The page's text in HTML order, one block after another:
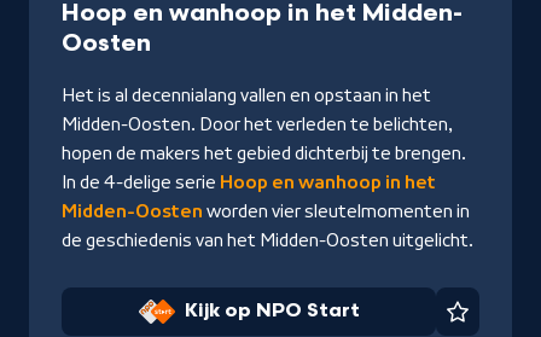
Hoop en wanhoop in het Midden-
Oosten
op
NPO
Start
Het is al decennialang vallen en opstaan in het
Midden-Oosten. Door het verleden te belichten,
hopen de makers het gebied dichterbij te brengen.
In de 4-delige serie Hoop en wanhoop in het
Midden-Oosten worden vier sleutelmomenten in
de geschiedenis van het Midden-Oosten uitgelicht.
Kijk op NPO Start